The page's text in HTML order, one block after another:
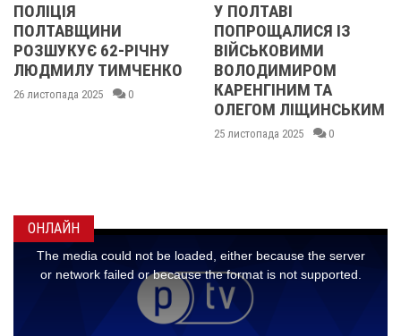
У ПОЛТАВІ
ПОПРОЩАЛИСЯ ІЗ
ВІЙСЬКОВИМИ
ВОЛОДИМИРОМ
КАРЕНГІНИМ ТА
У ПОЛТАВІ
ПОПРОЩАЛИСЯ ІЗ
БІЙЦЯМИ
ОЛЕКСАНДРОМ
ІВАЩЕНКОМ,
ДМИТРОМ
КИСЛИЧЕНКОМ ТА
ОНЛАЙН